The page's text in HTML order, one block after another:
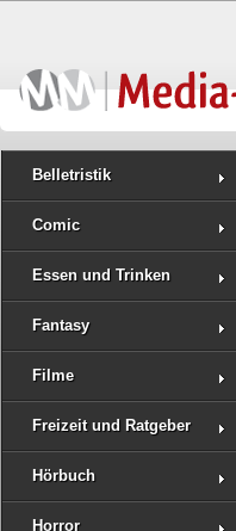
Belletristik
Comic
Essen und Trinken
Fantasy
Filme
Freizeit und Ratgeber
Hörbuch
Horror